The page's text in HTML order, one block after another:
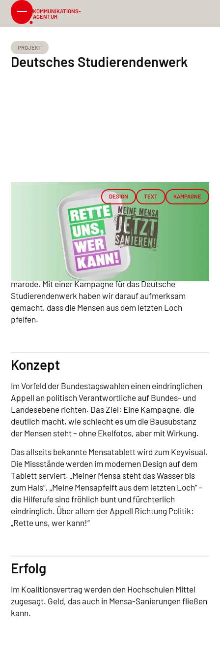
KOMMUNIKATIONS-
AGENTUR
PROJEKT
Deutsches Studierendenwerk
DESIGN TEXT KAMPAGNE
Der Lack ist ab. Viele Mensen in Deutschland sind
marode. Mit einer Kampagne für das Deutsche
Studierendenwerk haben wir darauf aufmerksam
gemacht, dass die Mensen aus dem letzten Loch
pfeifen.
Konzept
Im Vorfeld der Bundestagswahlen einen eindringlichen
Appell an politisch Verantwortliche auf Bundes- und
Landesebene richten. Das Ziel: Eine Kampagne, die
deutlich macht, wie schlecht es um die Bausubstanz
der Mensen steht – ohne Ekelfotos, aber mit Wirkung.
Das allseits bekannte Mensatablett wird zum Keyvisual.
Die Missstände werden im modernen Design auf dem
Tablett serviert. „Meiner Mensa steht das Wasser bis
zum Hals“, „Meine Mensapfeift aus dem letzten Loch“ -
die Hilferufe sind fröhlich bunt und fürchterlich
eindringlich. Über allem der Appell Richtung Politik:
„Rette uns, wer kann!“
Erfolg
Im Koalitionsvertrag werden den Hochschulen Mittel
zugesagt. Geld, das auch in Mensa-Sanierungen fließen
kann.